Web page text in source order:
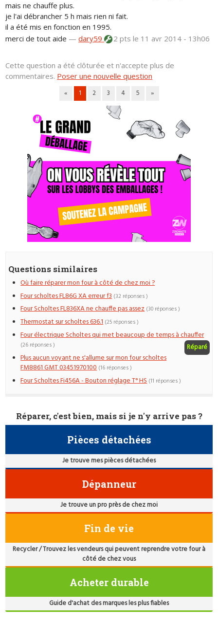
mais ne chauffe plus.
je l'ai débrancher 5 h mais rien ni fait.
il a été mis en fonction en 1995.
merci de tout aide —dary59 2 ptsle 11 avr 2014 - 13h06
Cette question a été clôturée et n'accepte plus de
commentaires. Poser une nouvelle question
« 1 2 3 4 5 »
Questions similaires
Où faire réparer mon four à côté de chez moi ?
Four scholtes FL86G XA erreur f3 (32 réponses )
Four Scholtes FL836XA ne chauffe pas assez (30 réponses )
Thermostat sur scholtes 636.1 (25 réponses )
Four électrique Scholtes qui met beaucoup de temps à chauffer
Réparé
(26 réponses )
Plus aucun voyant ne s'allume sur mon four scholtes
FM8861 GMT 03451970100 (16 réponses )
Four Scholtes Fi456A - Bouton réglage T° HS (11 réponses )
Réparer, c'est bien, mais si je n'y arrive pas ?
Pièces détachées
Je trouve mes pièces détachées
Dépanneur
Je trouve un pro près de chez moi
Fin de vie
Recycler / Trouvez les vendeurs qui peuvent reprendre votre four à
côté de chez vous
Acheter durable
Guide d'achat des marques les plus fiables